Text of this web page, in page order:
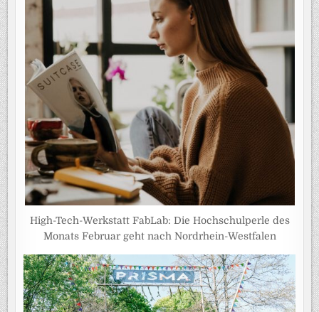
High-Tech-Werkstatt FabLab: Die Hochschulperle des
Monats Februar geht nach Nordrhein-Westfalen